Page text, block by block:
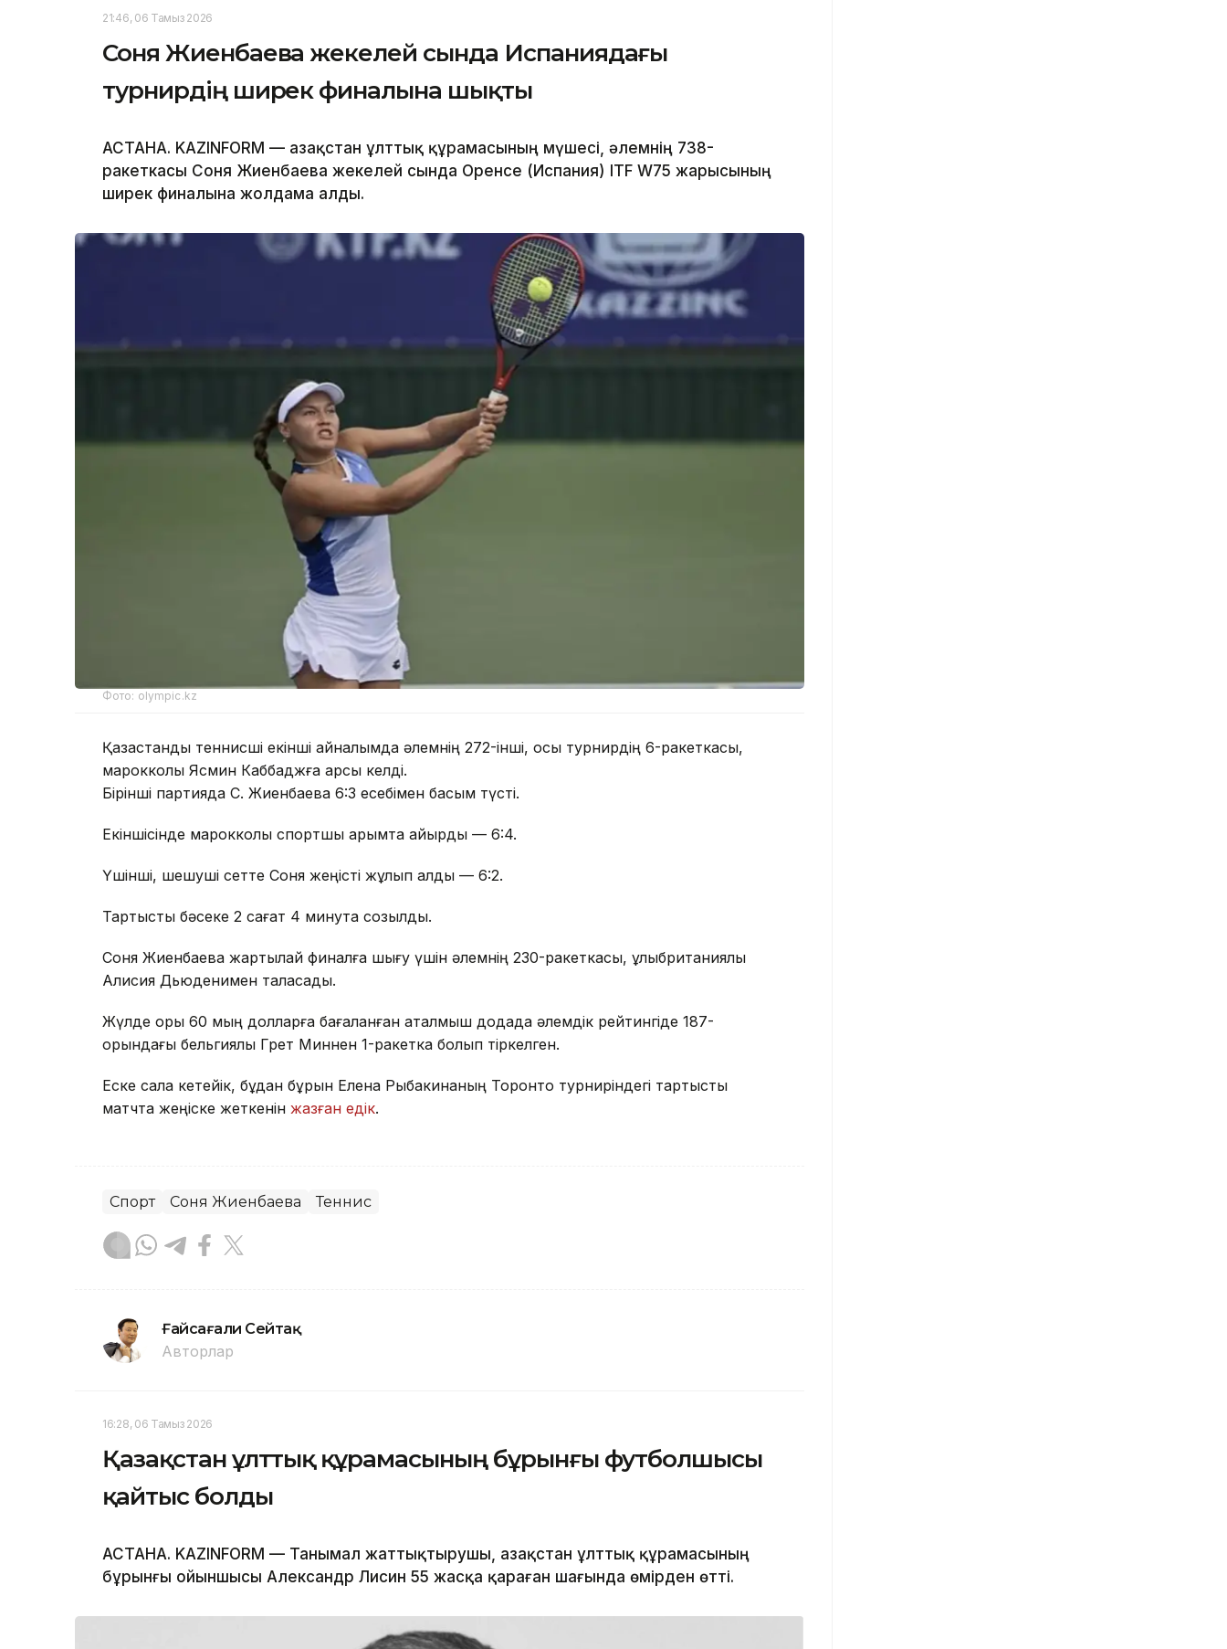
21:46, 06 Тамыз 2026
Соня Жиенбаева жекелей сында Испаниядағы
турнирдің ширек финалына шықты
АСТАНА. KAZINFORM — Қазақстан ұлттық құрамасының мүшесі, әлемнің 738-
ракеткасы Соня Жиенбаева жекелей сында Оренсе (Испания) ITF W75 жарысының
ширек финалына жолдама алды.
Фото: olympic.kz
Қазақстандық теннисші екінші айналымда әлемнің 272-інші, осы турнирдің 6-ракеткасы,
марокколық Ясмин Каббаджға қарсы келді.
Бірінші партияда С. Жиенбаева 6:3 есебімен басым түсті.
Екіншісінде марокколық спортшы қарымта қайырды — 6:4.
Үшінші, шешуші сетте Соня жеңісті жұлып алды — 6:2.
Тартысты бәсеке 2 сағат 4 минутқа созылды.
Соня Жиенбаева жартылай финалға шығу үшін әлемнің 230-ракеткасы, ұлыбританиялық
Алисия Дьюденимен таласады.
Жүлде қоры 60 мың долларға бағаланған аталмыш додада әлемдік рейтингіде 187-
орындағы бельгиялық Грет Миннен 1-ракетка болып тіркелген.
Еске сала кетейік, бұдан бұрын Елена Рыбакинаның Торонто турниріндегі тартысты
матчта жеңіске жеткенін жазған едік.
Спорт Соня Жиенбаева Теннис
Ғайсағали Сейтақ
Авторлар
16:28, 06 Тамыз 2026
Қазақстан ұлттық құрамасының бұрынғы футболшысы
қайтыс болды
АСТАНА. KAZINFORM — Танымал жаттықтырушы, Қазақстан ұлттық құрамасының
бұрынғы ойыншысы Александр Лисин 55 жасқа қараған шағында өмірден өтті.